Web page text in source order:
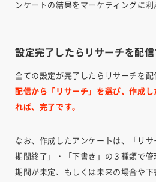
ンケートの結果をマーケティングに利
設定完了したらリサーチを配信
全ての設定が完了したらリサーチを配
配信から「リサーチ」を選び、作成
れば、完了です。
なお、作成したアンケートは、「リ
期間終了」・「下書き」の３種類で
期間が未定、もしくは未来の場合や